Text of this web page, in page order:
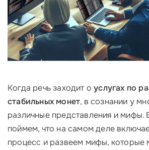
Когда речь заходит оуслугах по
стабильных монет, в сознании у
различные представления и мифы.
поймем, что на самом деле
процесс и развеем мифы, которые